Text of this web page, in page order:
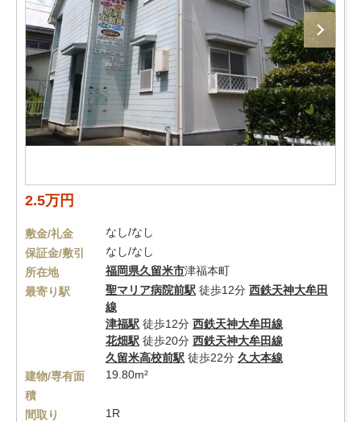
2.5万円
敷金/礼金
なし/なし
保証金/敷引
なし/なし
所在地
福岡県久留米市津福本町
最寄り駅
聖マリア病院前駅 徒歩12分 西鉄天神大牟田
線
津福駅 徒歩12分 西鉄天神大牟田線
花畑駅 徒歩20分 西鉄天神大牟田線
久留米高校前駅 徒歩22分 久大本線
建物/専有面
積
19.80m²
間取り
1R